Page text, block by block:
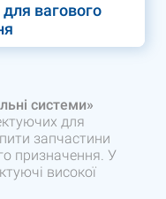
вагового
системи»
для
запчастини
призначення. У
високої